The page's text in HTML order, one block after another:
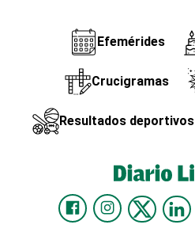
Efemérides
Crucigramas
Resultados deportivos